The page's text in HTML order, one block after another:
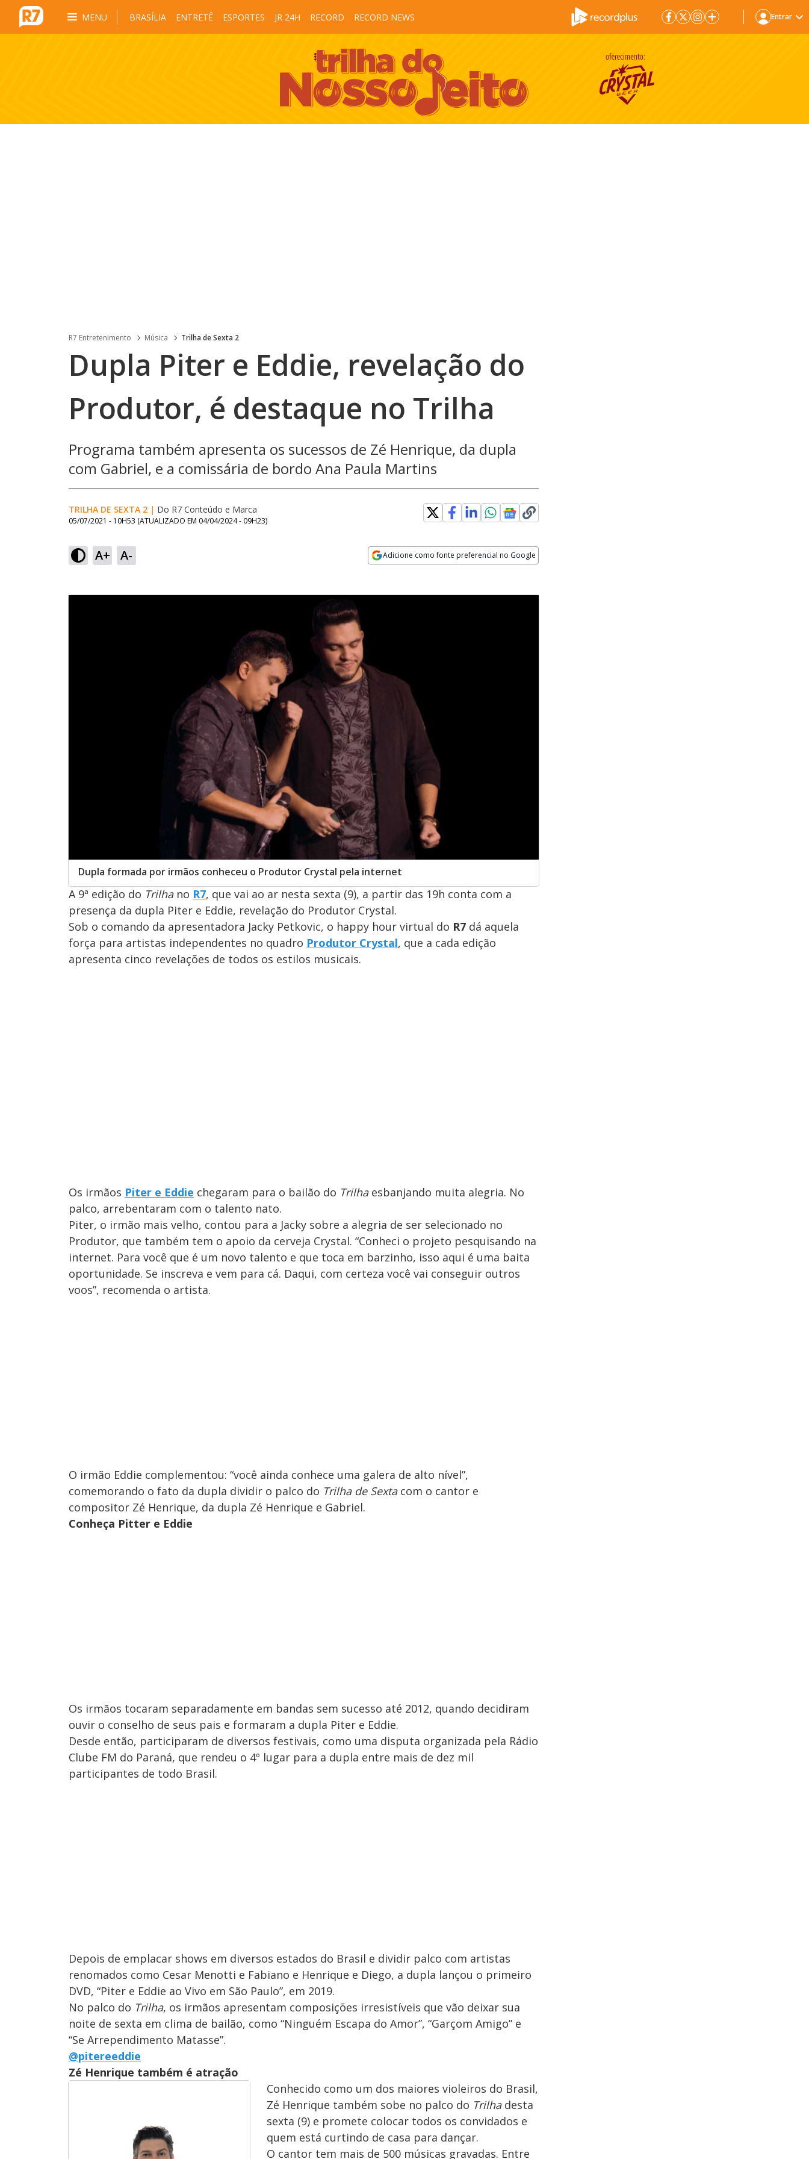
MENU BRASÍLIA ENTRETÊ ESPORTES JR 24H RECORD RECORD NEWS Entrar
R7 Entretenimento Música Trilha de Sexta 2
Dupla Piter e Eddie, revelação do
Produtor, é destaque no Trilha
Programa também apresenta os sucessos de Zé Henrique, da dupla
com Gabriel, e a comissária de bordo Ana Paula Martins
TRILHA DE SEXTA 2 | Do R7 Conteúdo e Marca
05/07/2021 - 10H53 (ATUALIZADO EM 04/04/2024 - 09H23)
A+ A- Adicione como fonte preferencial no Google
Dupla formada por irmãos conheceu o Produtor Crystal pela internet
A 9ª edição do Trilhano R7, que vai ao ar nesta sexta (9), a partir das 19h conta com a
presença da dupla Piter e Eddie, revelação do Produtor Crystal.
Sob o comando da apresentadora Jacky Petkovic, o happy hour virtual do R7 dá aquela
força para artistas independentes no quadro Produtor Crystal, que a cada edição
apresenta cinco revelações de todos os estilos musicais.
Os irmãos Piter e Eddie chegaram para o bailão do Trilhaesbanjando muita alegria. No
palco, arrebentaram com o talento nato.
Piter, o irmão mais velho, contou para a Jacky sobre a alegria de ser selecionado no
Produtor, que também tem o apoio da cerveja Crystal. “Conheci o projeto pesquisando na
internet. Para você que é um novo talento e que toca em barzinho, isso aqui é uma baita
oportunidade. Se inscreva e vem para cá. Daqui, com certeza você vai conseguir outros
voos”, recomenda o artista.
O irmão Eddie complementou: “você ainda conhece uma galera de alto nível”,
comemorando o fato da dupla dividir o palco do Trilha de Sextacom o cantor e
compositor Zé Henrique, da dupla Zé Henrique e Gabriel.
Conheça Pitter e Eddie
Os irmãos tocaram separadamente em bandas sem sucesso até 2012, quando decidiram
ouvir o conselho de seus pais e formaram a dupla Piter e Eddie.
Desde então, participaram de diversos festivais, como uma disputa organizada pela Rádio
Clube FM do Paraná, que rendeu o 4º lugar para a dupla entre mais de dez mil
participantes de todo Brasil.
Depois de emplacar shows em diversos estados do Brasil e dividir palco com artistas
renomados como Cesar Menotti e Fabiano e Henrique e Diego, a dupla lançou o primeiro
DVD, “Piter e Eddie ao Vivo em São Paulo”, em 2019.
No palco do Trilha, os irmãos apresentam composições irresistíveis que vão deixar sua
noite de sexta em clima de bailão, como “Ninguém Escapa do Amor”, “Garçom Amigo” e
“Se Arrependimento Matasse”.
@pitereeddie
Zé Henrique também é atração
Conhecido como um dos maiores violeiros do Brasil,
Zé Henrique também sobe no palco do Trilhadesta
sexta (9) e promete colocar todos os convidados e
quem está curtindo de casa para dançar.
O cantor tem mais de 500 músicas gravadas. Entre